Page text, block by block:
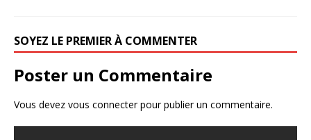
SOYEZ LE PREMIER À COMMENTER
Poster un Commentaire
Vous devez vous connecterpour publier un commentaire.